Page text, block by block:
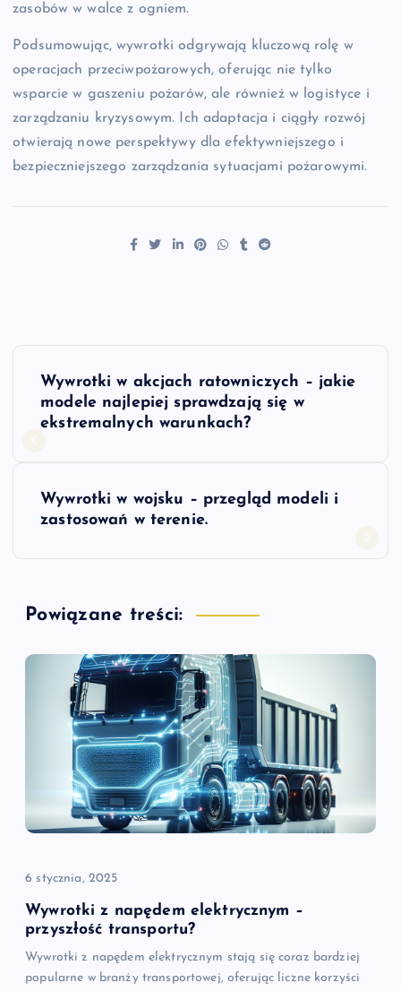
zasobów w walce z ogniem.
Podsumowując, wywrotki odgrywają kluczową rolę w
operacjach przeciwpożarowych, oferując nie tylko
wsparcie w gaszeniu pożarów, ale również w logistyce i
zarządzaniu kryzysowym. Ich adaptacja i ciągły rozwój
otwierają nowe perspektywy dla efektywniejszego i
bezpieczniejszego zarządzania sytuacjami pożarowymi.
N
c
p
s
u
Wywrotki w akcjach ratowniczych – jakie
modele najlepiej sprawdzają się w
ekstremalnych warunkach?
Wywrotki w wojsku – przegląd modeli i
zastosowań w terenie.
Powiązane treści:
6 stycznia, 2025
Wywrotki z napędem elektrycznym –
przyszłość transportu?
Wywrotki z napędem elektrycznym stają się coraz bardziej
popularne w branży transportowej, oferując liczne korzyści